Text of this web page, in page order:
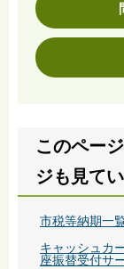
このペー
ジも見て
市税等納期一
キャッシュカ
座振替受付サ